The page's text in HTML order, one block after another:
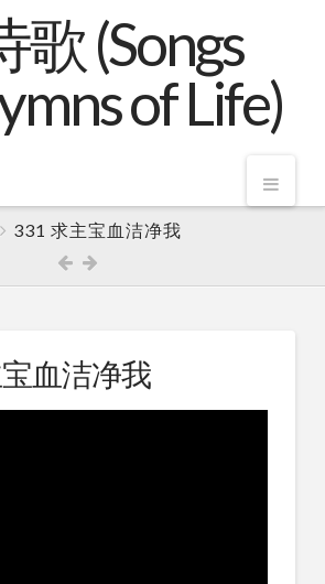
(Songs
of Life)
331 求主宝血洁净我
血洁净我